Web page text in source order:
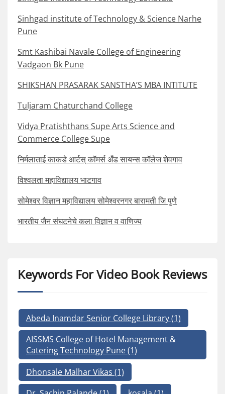
Sinhgad institute of Technology & Science Narhe
Pune
Smt Kashibai Navale College of Engineering
Vadgaon Bk Pune
SHIKSHAN PRASARAK SANSTHA’S MBA INTITUTE
Tuljaram Chaturchand College
Vidya Pratishthans Supe Arts Science and
Commerce College Supe
निर्मलाताई काकडे आर्टस् कॉमर्स अँड सायन्स कॉलेज शेवगाव
विश्वलता महाविद्यालय भाटगाव
सोमेश्वर विज्ञान महाविद्यालय सोमेश्वरनगर बारामती जि पुणे
भारतीय जैन संघटनेचे कला विज्ञान व वाणिज्य
Keywords For Video Book Reviews
Abeda Inamdar Senior College Library(1)
AISSMS College of Hotel Management &
Catering Technology Pune(1)
Dhonsale Malhar Vikas (1)